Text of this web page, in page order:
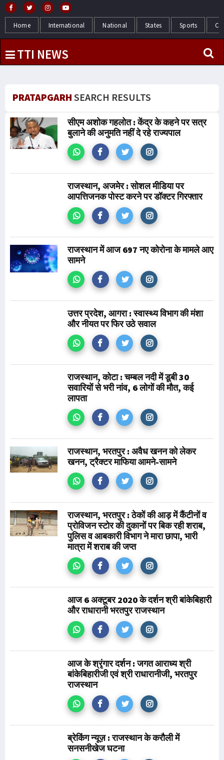
Home International National States Sports
TTI NEWS
PRATAPGARH SEARCH RESULTS
सीएम अशोक गहलोत : केंद्र के कहने पर सत्र
बुलाने की अनुमति नहीं दे रहे राज्यपाल
राजस्थान, अजमेर : सोशल मीडिया पर
आपत्तिजनक पोस्ट करने पर डॉक्टर गिरफ्तार
राजस्थान में आज 697 नए कोरोना के मामले आए
सामने
उत्तर प्रदेश, आगरा : स्वास्थ्य विभाग की मंशा
और नीयत पर फिर उठे सवाल
राजस्थान, कोटा : चम्बल नदी में डूबी 30
सवारियों से भरी नांव, 6 लोगों की मौत, कई
लापता
राजस्थान, भरतपुर : अवैध खनन को लेकर
खनन, ट्रैक्टर माफिया आमने-सामने
राजस्थान, भरतपुर : ठेकों की आड़ में कैंटीनों व
प्रोविजन स्टोर की दुकानों पर बिक रही शराब,
पुलिस व आबकारी विभाग ने मारा छापा, भारी
मात्रा में शराब की जप्त
आज 6 अक्टूबर 2020 के दर्शन श्री बांकेबिहारी
और राधारानी भरतपुर राजस्थान
आज के श्रृंगार दर्शन : जगत आराध्य श्री
बांकेबिहारीजी एवं श्री राधारानीजी, भरतपुर
राजस्थान
ब्रेकिंग न्यूज़ : राजस्थान के करौली में
सनसनीखेज घटना